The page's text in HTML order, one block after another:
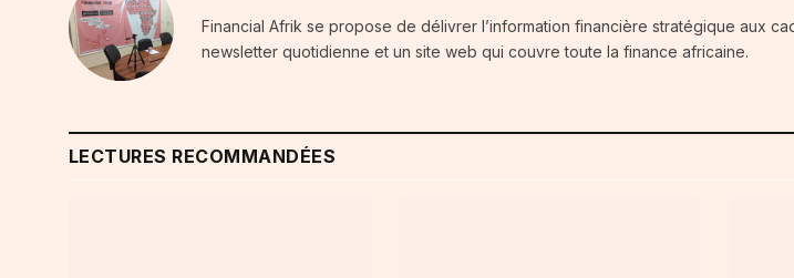
Financial Afrik se propose de délivrer l’information financière stratégique aux
newsletter quotidienne et un site web qui couvre toute la finance africaine.
LECTURES RECOMMANDÉES